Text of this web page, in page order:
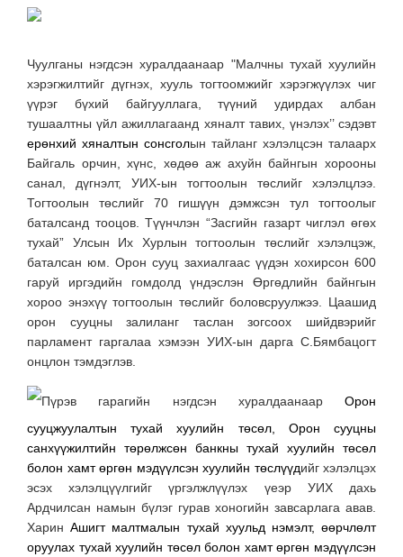
Чуулганы нэгдсэн хуралдаанаар "Малчны тухай хуулийн
хэрэгжилтийг дүгнэх, хууль тогтоомжийг хэрэгжүүлэх чиг
үүрэг бүхий байгууллага, түүний удирдах албан
тушаалтны үйл ажиллагаанд хяналт тавих, үнэлэх’’ сэдэвт
ерөнхий хяналтын сонсголын тайланг хэлэлцсэн талаарх
Байгаль орчин, хүнс, хөдөө аж ахуйн байнгын хорооны
санал, дүгнэлт, УИХ-ын тогтоолын төслийг хэлэлцлээ.
Тогтоолын төслийг 70 гишүүн дэмжсэн тул тогтоолыг
баталсанд тооцов. Түүнчлэн “Засгийн газарт чиглэл өгөх
тухай” Улсын Их Хурлын тогтоолын төслийг хэлэлцэж,
баталсан юм. Орон сууц захиалгаас үүдэн хохирсон 600
гаруй иргэдийн гомдолд үндэслэн Өргөдлийн байнгын
хороо энэхүү тогтоолын төслийг боловсруулжээ. Цаашид
орон сууцны залиланг таслан зогсоох шийдвэрийг
парламент гаргалаа хэмээн УИХ-ын дарга С.Бямбацогт
онцлон тэмдэглэв.
Пүрэв гарагийн нэгдсэн хуралдаанаар Орон
сууцжуулалтын тухай хуулийн төсөл, Орон сууцны
санхүүжилтийн төрөлжсөн банкны тухай хуулийн төсөл
болон хамт өргөн мэдүүлсэн хуулийн төслүүдийг хэлэлцэх
эсэх хэлэлцүүлгийг үргэлжлүүлэх үеэр УИХ дахь
Ардчилсан намын бүлэг гурав хоногийн завсарлага авав.
ХаринАшигт малтмалын тухай хуульд нэмэлт, өөрчлөлт
оруулах тухай хуулийн төсөл болон хамт өргөн мэдүүлсэн